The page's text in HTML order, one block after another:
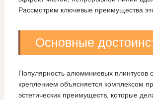
Рассмотрим ключевые преимущества
Основные
Популярность алюминиевых плинтусов
креплением объясняется комплексом
эстетических преимуществ, которые